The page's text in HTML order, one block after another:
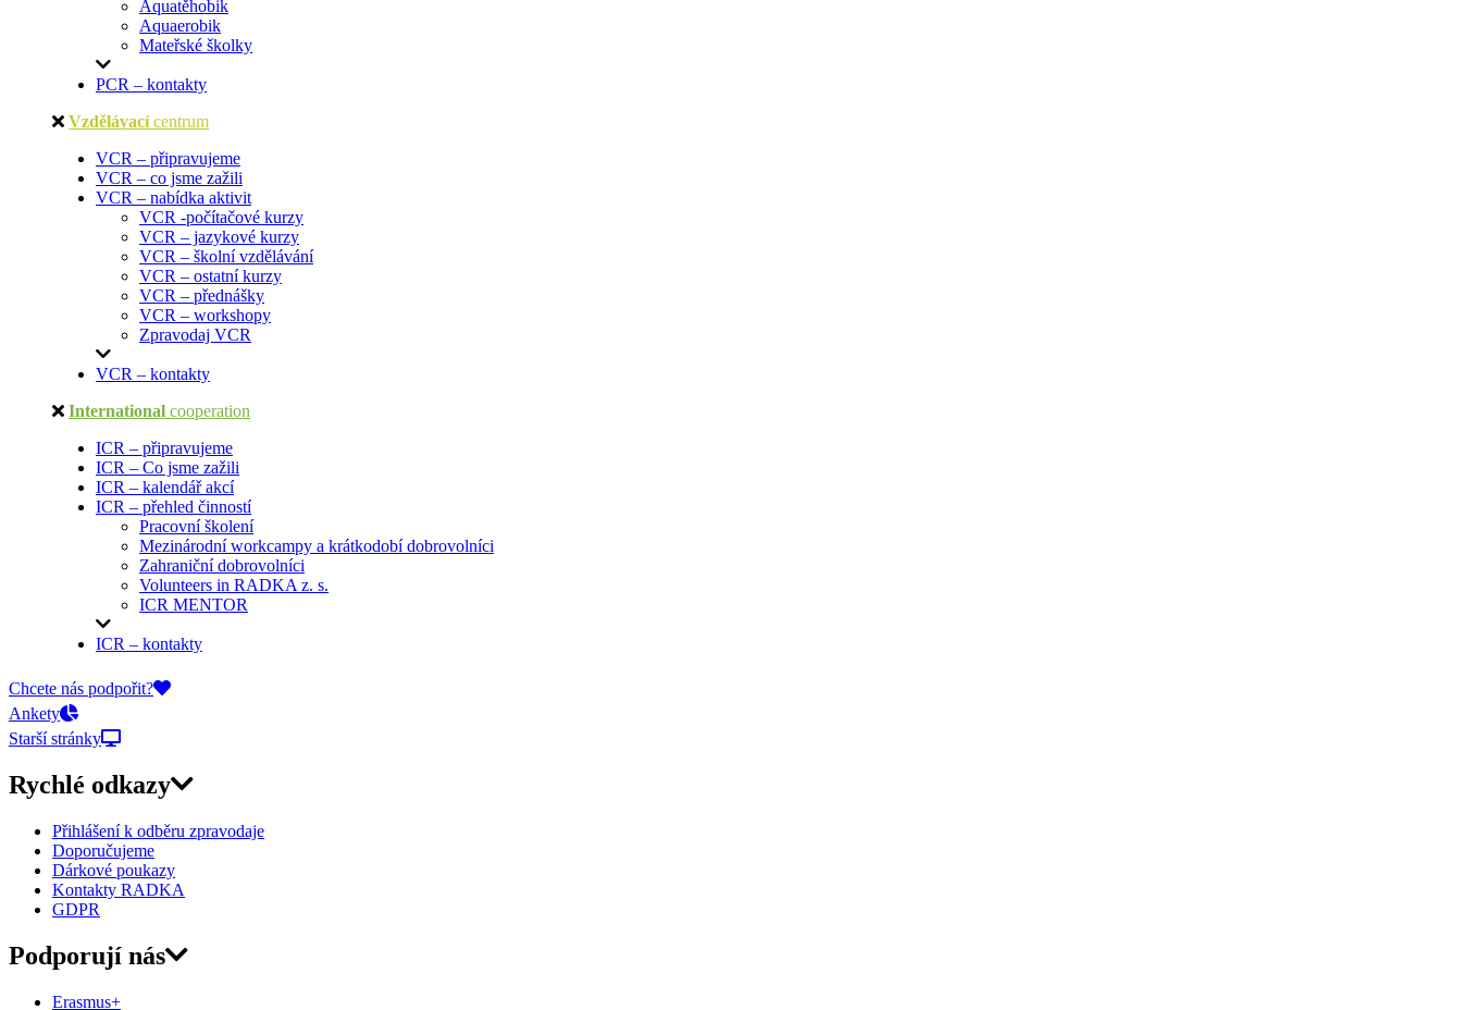
Aquatěhobik
Aquaerobik
Mateřské školky
PCR – kontakty
Vzdělávací centrum
VCR – připravujeme
VCR – co jsme zažili
VCR – nabídka aktivit
VCR -počítačové kurzy
VCR – jazykové kurzy
VCR – školní vzdělávání
VCR – ostatní kurzy
VCR – přednášky
VCR – workshopy
Zpravodaj VCR
VCR – kontakty
International cooperation
ICR – připravujeme
ICR – Co jsme zažili
ICR – kalendář akcí
ICR – přehled činností
Pracovní školení
Mezinárodní workcampy a krátkodobí dobrovolníci
Zahraniční dobrovolníci
Volunteers in RADKA z. s.
ICR MENTOR
ICR – kontakty
On-line přihlášky
Chcete nás podpořit?
Ankety
Starší stránky
Rychlé odkazy
Přihlášení k odběru zpravodaje
Doporučujeme
Dárkové poukazy
Kontakty RADKA
GDPR
Podporují nás
Erasmus+